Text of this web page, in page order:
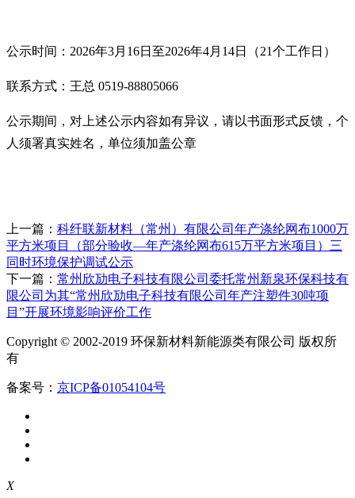
公示时间： 2026年3月 16日至2026年4月 14日（21个工作日）
联系方式： 王总 0519-88805066
公示期间，对上述公示内容如有异议，请以书面形式反馈，个
人须署真实姓名，单位须加盖公章
上一篇： 科纤联新材料（常州）有限公司年产涤纶网布1000万
平方米项目（部分验收—年产涤纶网布615万平方米项目）三
同时环境保护调试公示
下一篇： 常州欣劢电子科技有限公司委托常州新泉环保科技有
限公司为其“常州欣劢电子科技有限公司年产注塑件30吨项
目”开展环境影响评价工作
Copyright © 2002-2019 环保新材料新能源类有限公司 版权所
有
备案号： 京ICP备01054104号
X